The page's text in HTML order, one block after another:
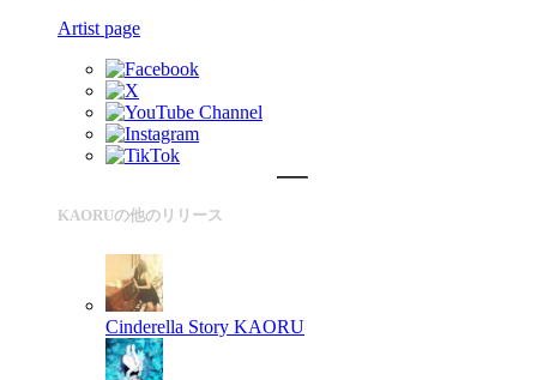
Artist page
KAORUの他のリリース
Cinderella Story KAORU